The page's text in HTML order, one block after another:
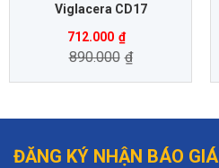
Viglacera CD17
712.000 ₫
890.000 ₫
ĐĂNG KÝ NHẬN BÁO GIÁ